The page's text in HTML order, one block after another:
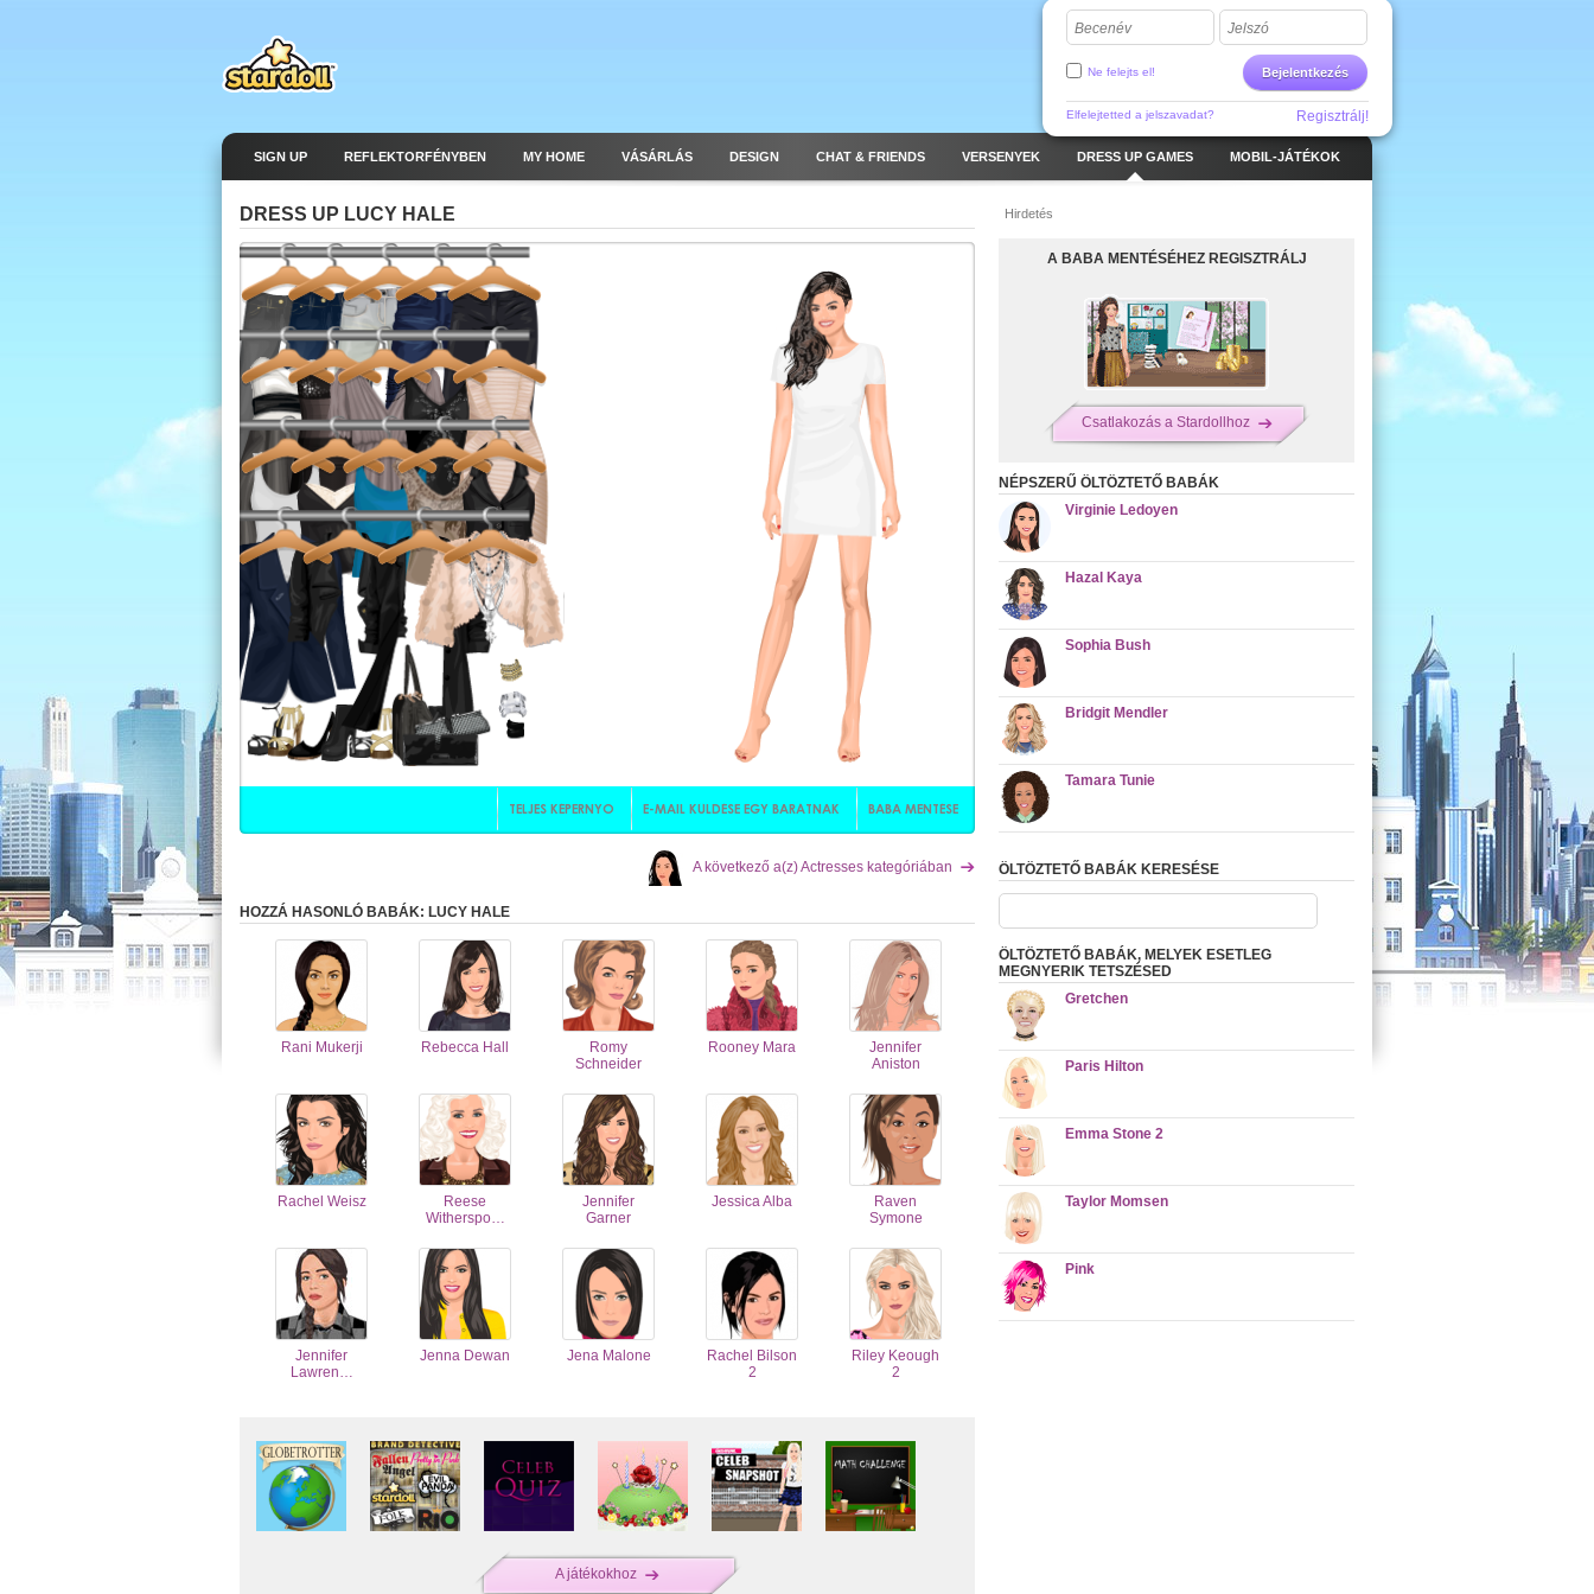
Becenév Jelszó
Bejelentkezés
Ne felejts el!
Elfelejtetted a jelszavadat? Regisztrálj!
SIGN UP REFLEKTORFÉNYBEN MY HOME VÁSÁRLÁS DESIGN CHAT & FRIENDS VERSENYEK DRESS UP GAMES MOBIL-JÁTÉKOK
DRESS UP LUCY HALE
A következő a(z) Actresses kategóriában
HOZZÁ HASONLÓ BABÁK: LUCY HALE
Rani Mukerji Rebecca Hall
Romy
Schneider
Rooney Mara
Jennifer
Aniston
Rachel Weisz
Reese
Witherspo…
Jennifer
Garner
Jessica Alba
Raven
Symone
Jennifer
Lawren…
Jenna Dewan Jena Malone
Rachel Bilson
2
Riley Keough
2
A játékokhoz
Hirdetés
A BABA MENTÉSÉHEZ REGISZTRÁLJ
Csatlakozás a Stardollhoz
NÉPSZERŰ ÖLTÖZTETŐ BABÁK
Virginie Ledoyen
Hazal Kaya
Sophia Bush
Bridgit Mendler
Tamara Tunie
ÖLTÖZTETŐ BABÁK KERESÉSE
ÖLTÖZTETŐ BABÁK, MELYEK ESETLEG
MEGNYERIK TETSZÉSED
Gretchen
Paris Hilton
Emma Stone 2
Taylor Momsen
Pink